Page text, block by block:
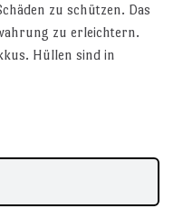
zu schützen. Das
zu erleichtern.
Hüllen sind in